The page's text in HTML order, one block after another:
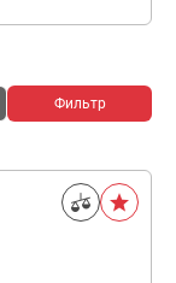
Фильтр